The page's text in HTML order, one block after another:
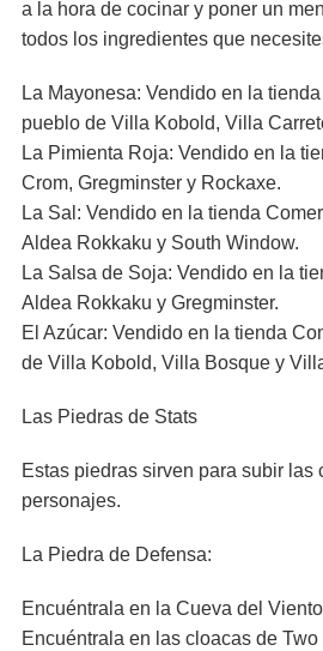
a la hora de cocinar y poner un
todos los ingredientes que
La Mayonesa: Vendido en la
pueblo de Villa Kobold, Villa
La Pimienta Roja: Vendido en la
Crom, Gregminster y Rockaxe.
La Sal: Vendido en la tienda
Aldea Rokkaku y South Window.
La Salsa de Soja: Vendido en la
Aldea Rokkaku y Gregminster.
El Azúcar: Vendido en la tienda
de Villa Kobold, Villa Bosque y
Las Piedras de Stats
Estas piedras sirven para subir las
personajes.
La Piedra de Defensa:
Encuéntrala en la Cueva del
Encuéntrala en las cloacas de Two